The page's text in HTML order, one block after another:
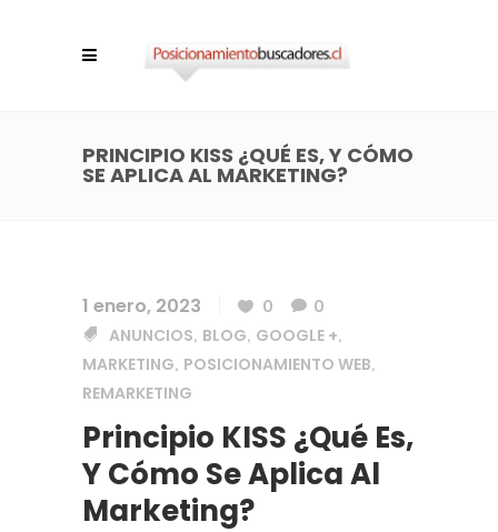
PRINCIPIO KISS ¿QUÉ ES, Y CÓMO
SE APLICA AL MARKETING?
1 enero, 2023 0
0
ANUNCIOS, BLOG, GOOGLE +,
MARKETING, POSICIONAMIENTO WEB,
REMARKETING
Principio KISS ¿Qué Es,
Y Cómo Se Aplica Al
Marketing?